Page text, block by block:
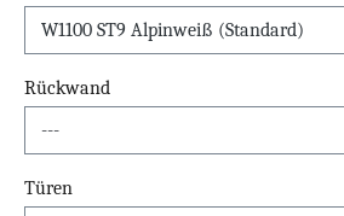
Rückwand
Türen